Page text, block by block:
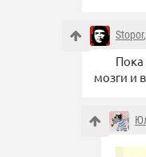
Stopor
мозги и